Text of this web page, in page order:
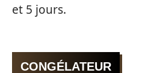
et 5 jours.
CONGÉLATEUR